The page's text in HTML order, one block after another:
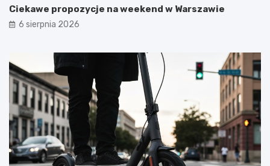
Ciekawe propozycje na weekend w Warszawie
6 sierpnia 2026